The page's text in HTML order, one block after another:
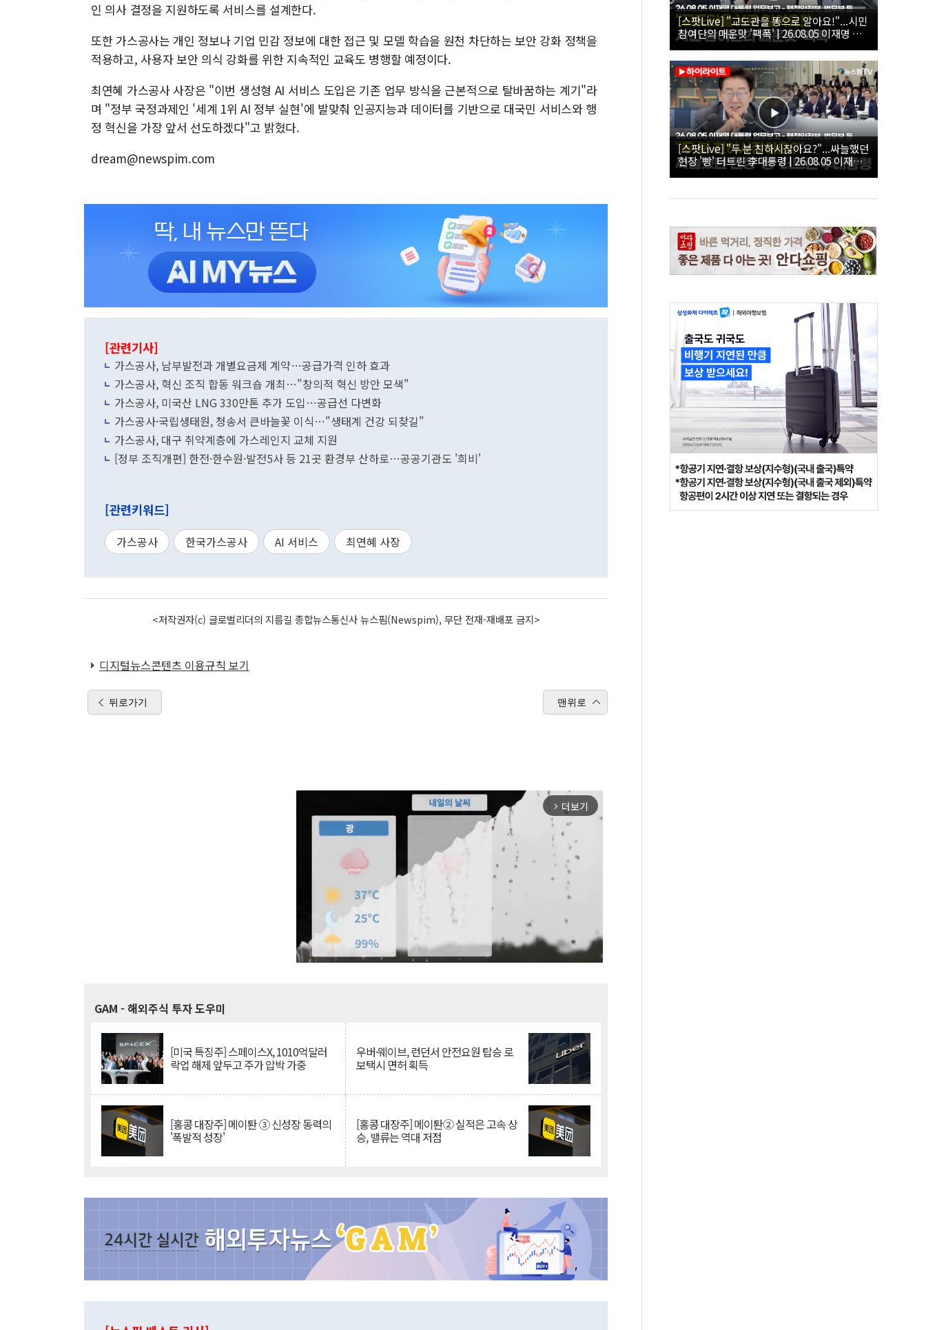
인 의사 결정을 지원하도록 서비스를 설계한다.
또한 가스공사는 개인 정보나 기업 민감 정보에 대한 접근 및 모델 학습을 원천 차단하는 보안 강화 정책을
적용하고, 사용자 보안 의식 강화를 위한 지속적인 교육도 병행할 예정이다.
최연혜 가스공사 사장은 "이번 생성형 AI 서비스 도입은 기존 업무 방식을 근본적으로 탈바꿈하는 계기"라
며 "정부 국정과제인 '세계 1위 AI 정부 실현'에 발맞춰 인공지능과 데이터를 기반으로 대국민 서비스와 행
정 혁신을 가장 앞서 선도하겠다"고 밝혔다.
dream@newspim.com
[관련기사]
가스공사, 남부발전과 개별요금제 계약…공급가격 인하 효과
가스공사, 혁신 조직 합동 워크숍 개최…"창의적 혁신 방안 모색"
가스공사, 미국산 LNG 330만톤 추가 도입…공급선 다변화
가스공사·국립생태원, 청송서 큰바늘꽃 이식…"생태계 건강 되찾길"
가스공사, 대구 취약계층에 가스레인지 교체 지원
[정부 조직개편] 한전·한수원·발전5사 등 21곳 환경부 산하로…공공기관도 '희비'
[관련키워드]
가스공사 한국가스공사 AI 서비스 최연혜 사장
<저작권자(c) 글로벌리더의 지름길 종합뉴스통신사 뉴스핌(Newspim), 무단 전재-재배포 금지>
디지털뉴스콘텐츠 이용규칙 보기
뒤로가기 맨위로
arrow_forward_ios 더보기
GAM - 해외주식 투자 도우미
[미국 특징주] 스페이스X, 1010억달러
락업 해제 앞두고 주가 압박 가중
우버·웨이브, 런던서 안전요원 탑승 로
보택시 면허 획득
[홍콩 대장주] 메이퇀 ③ 신성장 동력의
'폭발적 성장'
[홍콩 대장주] 메이퇀② 실적은 고속 상
승, 밸류는 역대 저점
[스팟Live] "교도관을 똥으로 알아요!"...시민
참여단의 매운맛 '팩폭' | 26.08.05 이재명 대
통령 업무보고 - 행정안전부, 법무부, 국무조
정실, 법제처, 인사혁신처
[스팟Live] "두 분 친하시잖아요?"...싸늘했던
현장 '빵' 터트린 李대통령 | 26.08.05 이재명
대통령 업무보고 - 행정안전부, 법무부 등